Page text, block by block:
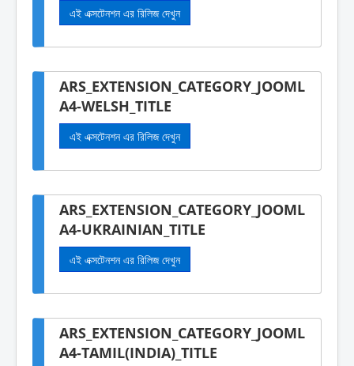
এই এক্সটেনশন এর রিলিজ দেখুন
ARS_EXTENSION_CATEGORY_JOOML
A4-WELSH_TITLE
এই এক্সটেনশন এর রিলিজ দেখুন
ARS_EXTENSION_CATEGORY_JOOML
A4-UKRAINIAN_TITLE
এই এক্সটেনশন এর রিলিজ দেখুন
ARS_EXTENSION_CATEGORY_JOOML
A4-TAMIL(INDIA)_TITLE